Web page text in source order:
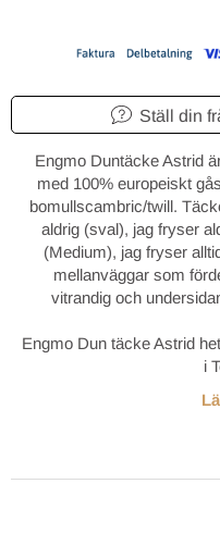
Ställ din
Engmo Duntäcke Astrid
med 100% europeiskt
bomullscambric/twill.
aldrig (sval), jag fryser
(Medium), jag fryser
mellanväggar som
vitrandig och
Engmo Dun täcke Astrid
i